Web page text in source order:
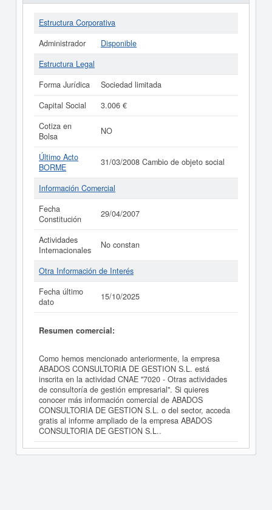
Estructura Corporativa
Administrador
Disponible
Estructura Legal
Forma Jurídica
Sociedad limitada
Capital Social
3.006 €
Cotiza en
Bolsa
NO
Último Acto
BORME
31/03/2008 Cambio de objeto social
Información Comercial
Fecha
Constitución
29/04/2007
Actividades
Internacionales
No constan
Otra Información de Interés
Fecha último
dato
15/10/2025
Resumen comercial:
Como hemos mencionado anteriormente, la empresa
ABADOS CONSULTORIA DE GESTION S.L. está
inscrita en la actividad CNAE "7020 - Otras actividades
de consultoría de gestión empresarial". Si quieres
conocer más información comercial de ABADOS
CONSULTORIA DE GESTION S.L. o del sector, acceda
gratis al informe ampliado de la empresa ABADOS
CONSULTORIA DE GESTION S.L..